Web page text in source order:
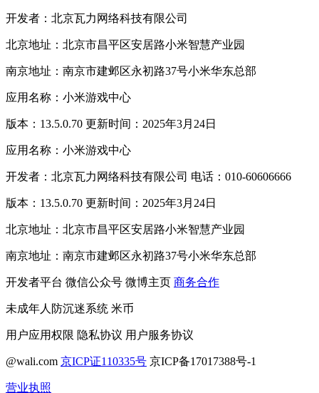
开发者：北京瓦力网络科技有限公司
北京地址：北京市昌平区安居路小米智慧产业园
南京地址：南京市建邺区永初路37号小米华东总部
应用名称：小米游戏中心
版本：13.5.0.70 更新时间：2025年3月24日
应用名称：小米游戏中心
开发者：北京瓦力网络科技有限公司 电话：010-60606666
版本：13.5.0.70 更新时间：2025年3月24日
北京地址：北京市昌平区安居路小米智慧产业园
南京地址：南京市建邺区永初路37号小米华东总部
开发者平台 微信公众号 微博主页 商务合作
未成年人防沉迷系统 米币
用户应用权限 隐私协议 用户服务协议
@wali.com 京ICP证110335号 京ICP备17017388号-1
营业执照